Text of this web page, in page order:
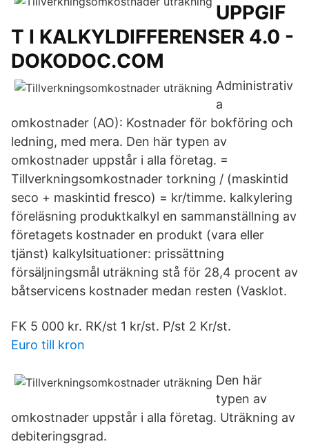
UPPGIF
T I KALKYLDIFFERENSER 4.0 -
DOKODOC.COM
Administrativ
a
omkostnader (AO): Kostnader för bokföring och
ledning, med mera. Den här typen av
omkostnader uppstår i alla företag. =
Tillverkningsomkostnader torkning / (maskintid
seco + maskintid fresco) = kr/timme. kalkylering
föreläsning produktkalkyl en sammanställning av
företagets kostnader en produkt (vara eller
tjänst) kalkylsituationer: prissättning
försäljningsmål uträkning stå för 28,4 procent av
båtservicens kostnader medan resten (Vasklot.
FK 5 000 kr. RK/st 1 kr/st. P/st 2 Kr/st.
Euro till kron
Den här
typen av
omkostnader uppstår i alla företag. Uträkning av
debiteringsgrad.